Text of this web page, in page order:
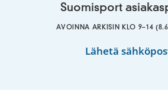
Suomisport
AVOINNA ARKISIN KLO 9–14
Lähetä